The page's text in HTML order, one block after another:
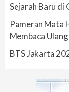
Sejarah Baru di
Pameran Mata
Membaca
BTS Jakarta